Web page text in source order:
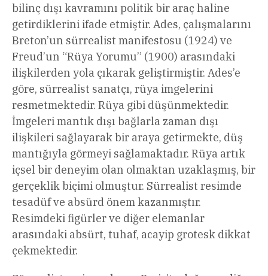
bilinç dışı kavramını politik bir araç haline
getirdiklerini ifade etmiştir. Ades, çalışmalarını
Breton’un sürrealist manifestosu (1924) ve
Freud’un “Rüya Yorumu” (1900) arasındaki
ilişkilerden yola çıkarak geliştirmiştir. Ades’e
göre, sürrealist sanatçı, rüya imgelerini
resmetmektedir. Rüya gibi düşünmektedir.
İmgeleri mantık dışı bağlarla zaman dışı
ilişkileri sağlayarak bir araya getirmekte, düş
mantığıyla görmeyi sağlamaktadır. Rüya artık
içsel bir deneyim olan olmaktan uzaklaşmış, bir
gerçeklik biçimi olmuştur. Sürrealist resimde
tesadüf ve absürd önem kazanmıştır.
Resimdeki figürler ve diğer elemanlar
arasındaki absürt, tuhaf, acayip grotesk dikkat
çekmektedir.